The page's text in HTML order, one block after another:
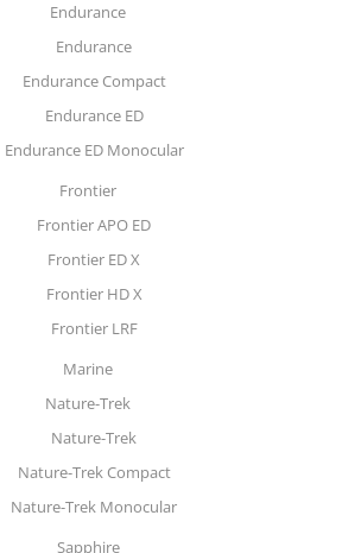
Endurance
Endurance
Endurance Compact
Endurance ED
Endurance ED Monocular
Frontier
Frontier APO ED
Frontier ED X
Frontier HD X
Frontier LRF
Marine
Nature-Trek
Nature-Trek
Nature-Trek Compact
Nature-Trek Monocular
Sapphire